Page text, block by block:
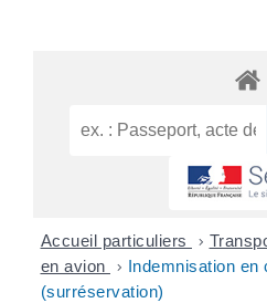
Accueil particuliers >
en avion
> Indemnisation en
(surréservation)